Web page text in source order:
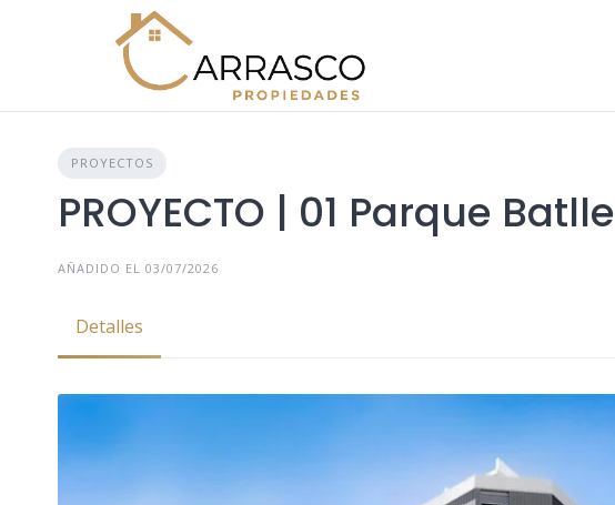
PROYECTOS
PROYECTO | 01 Parque Batlle
AÑADIDO EL 03/07/2026
Detalles